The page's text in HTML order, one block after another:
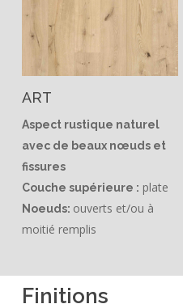
ART
Aspect rustique naturel
avec de beaux nœuds et
fissures
Couche supérieure : plate
Noeuds: ouverts et/ou à
moitié remplis
Finitions